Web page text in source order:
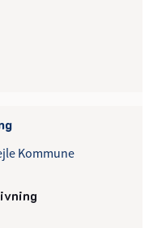
Kommune